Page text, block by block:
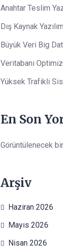
Anahtar Teslim
Dış Kaynak
Büyük Veri Big
Veritabanı
Yüksek Trafikli
En Son
Görüntülenecek
Arşiv
Haziran 2026
Mayıs 2026
Nisan 2026